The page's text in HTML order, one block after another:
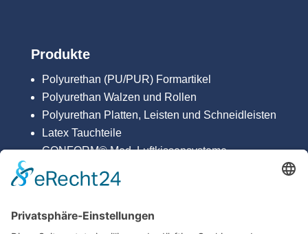
Produkte
Polyurethan (PU/PUR) Formartikel
Polyurethan Walzen und Rollen
Polyurethan Platten, Leisten und Schneidleisten
Latex Tauchteile
CONFORM® Med. Luftkissensysteme